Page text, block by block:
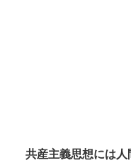
共産主義思想には人